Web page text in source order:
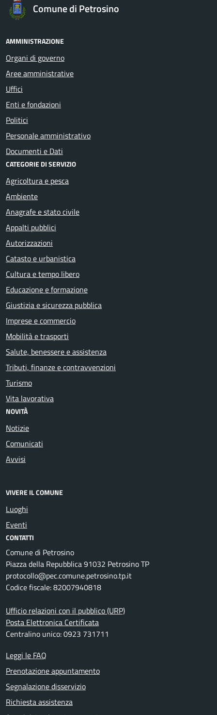
Comune di Petrosino
AMMINISTRAZIONE
Organi di governo
Aree amministrative
Uffici
Enti e fondazioni
Politici
Personale amministrativo
Documenti e Dati
CATEGORIE DI SERVIZIO
Agricoltura e pesca
Ambiente
Anagrafe e stato civile
Appalti pubblici
Autorizzazioni
Catasto e urbanistica
Cultura e tempo libero
Educazione e formazione
Giustizia e sicurezza pubblica
Imprese e commercio
Mobilità e trasporti
Salute, benessere e assistenza
Tributi, finanze e contravvenzioni
Turismo
Vita lavorativa
NOVITÀ
Notizie
Comunicati
Avvisi
VIVERE IL COMUNE
Luoghi
Eventi
CONTATTI
Comune di Petrosino
Piazza della Repubblica 91032 Petrosino TP
protocollo@pec.comune.petrosino.tp.it
Codice fiscale: 82007940818
Ufficio relazioni con il pubblico (URP)
Posta Elettronica Certificata
Centralino unico: 0923 731711
Leggi le FAQ
Prenotazione appuntamento
Segnalazione disservizio
Richiesta assistenza